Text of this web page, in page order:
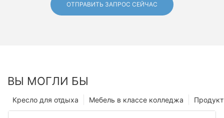
ОТПРАВИТЬ ЗАПРОС СЕЙЧАС
ВЫ МОГЛИ БЫ
Мебель в классе колледжа
Кресло для отдыха